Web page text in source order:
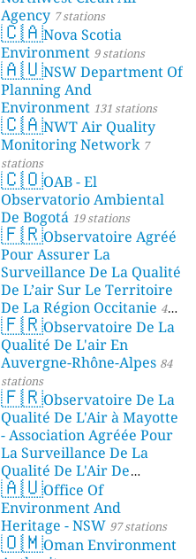
Agency 7 stations
🇨🇦Nova Scotia
Environment 9 stations
🇦🇺NSW Department Of
Planning And
Environment 131 stations
🇨🇦NWT Air Quality
Monitoring Network 7
stations
🇨🇴OAB - El
Observatorio Ambiental
De Bogotá 19 stations
🇫🇷Observatoire Agréé
Pour Assurer La
Surveillance De La Qualité
De L’air Sur Le Territoire
De La Région Occitanie 44
stations
🇫🇷Observatoire De La
Qualité De L'air En
Auvergne-Rhône-Alpes 84
stations
🇫🇷Observatoire De La
Qualité De L'Air à Mayotte
- Association Agréée Pour
La Surveillance De La
Qualité De L'Air De
Mayotte 4 stations
🇦🇺Office Of
Environment And
Heritage - NSW 97 stations
🇴🇲Oman Environment